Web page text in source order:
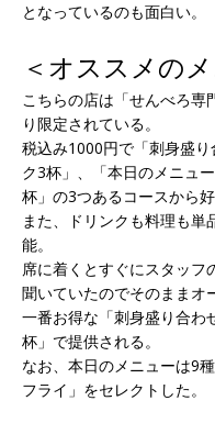
となっているのも面白い。
＜オススメの
こちらの店は「せんべろ専
り限定されている。
税込み1000円で「刺身盛
ク3杯」、「本日のメニュ
杯」の3つあるコースから
また、ドリンクも料理も
能。
席に着くとすぐにスタッフ
聞いていたのでそのままオ
一番お得な「刺身盛り合わ
杯」で提供される。
なお、本日のメニューは9
フライ」をセレクトした。